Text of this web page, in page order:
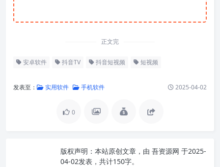
正文完
安卓软件 抖音TV 抖音短视频 短视频
发表至： 实用软件 手机软件 2025-04-02
0
版权声明： 本站原创文章，由 吾资源网 于2025-
04-02发表，共计150字。